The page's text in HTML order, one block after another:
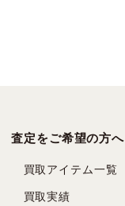
査定をご希望の方へ
買取アイテム一覧
買取実績